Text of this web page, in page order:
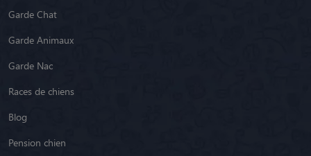
Garde Chat
Garde Animaux
Garde Nac
Races de chiens
Blog
Pension chien